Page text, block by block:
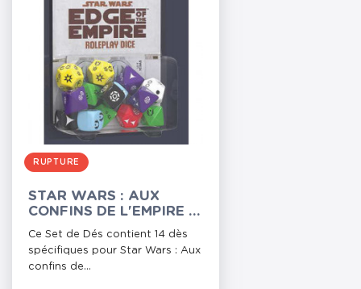
RUPTURE
STAR WARS : AUX
CONFINS DE L'EMPIRE -
SET DE DÉS
Ce Set de Dés contient 14 dès
spécifiques pour Star Wars : Aux
confins de...